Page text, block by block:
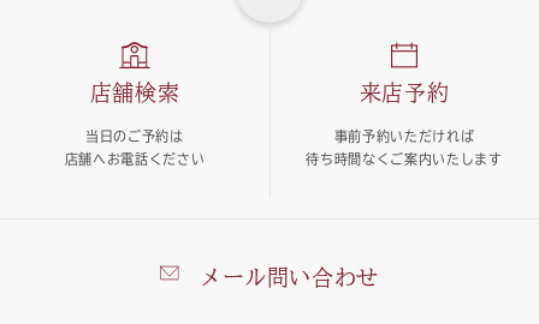
メール問い合わせ
店舗検索
当日のご予約は
店舗へお電話ください
来店予約
事前予約いただければ
待ち時間なくご案内いたします